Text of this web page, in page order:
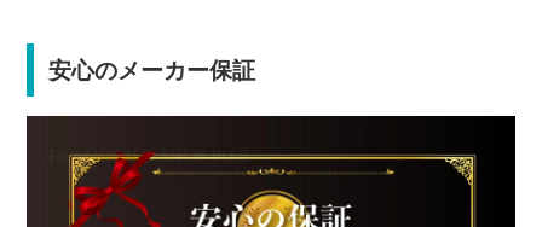
安心のメーカー保証